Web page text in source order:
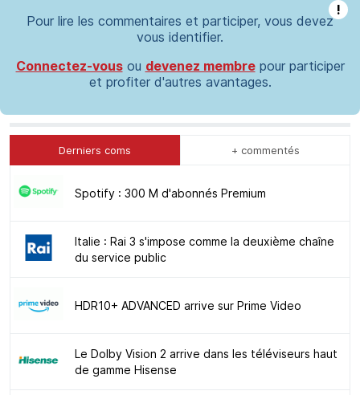
!
Pour lire les commentaires et participer, vous devez
vous identifier.
Connectez-vousou devenez membrepour participer
et profiter d'autres avantages.
Derniers coms + commentés
Spotify : 300 M d'abonnés Premium
Italie : Rai 3 s'impose comme la deuxième chaîne
du service public
HDR10+ ADVANCED arrive sur Prime Video
Le Dolby Vision 2 arrive dans les téléviseurs haut
de gamme Hisense